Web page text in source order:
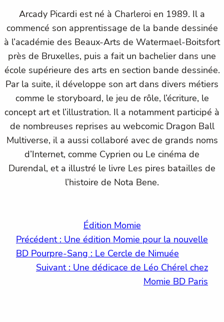
Arcady Picardi est né à Charleroi en 1989. Il a
commencé son apprentissage de la bande dessinée
à l’académie des Beaux-Arts de Watermael-Boitsfort
près de Bruxelles, puis a fait un bachelier dans une
école supérieure des arts en section bande dessinée.
Par la suite, il développe son art dans divers métiers
comme le storyboard, le jeu de rôle, l’écriture, le
concept art et l’illustration. Il a notamment participé à
de nombreuses reprises au webcomic Dragon Ball
Multiverse, il a aussi collaboré avec de grands noms
d’Internet, comme Cyprien ou Le cinéma de
Durendal, et a illustré le livre Les pires batailles de
l’histoire de Nota Bene.
Édition Momie
Précédent : Une édition Momie pour la nouvelle
BD Pourpre-Sang : Le Cercle de Nimuée
Suivant : Une dédicace de Léo Chérel chez
Momie BD Paris